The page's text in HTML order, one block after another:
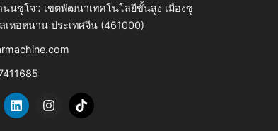
นนซูโจว เขตพัฒนาเทคโนโลยีขั้นสูง เมืองซู
หอหนาน ประเทศจีน (461000)